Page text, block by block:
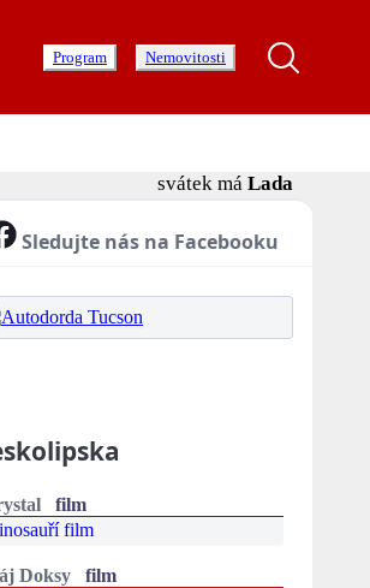
Program Nemovitosti
svátek má Lada
Sledujte nás na Facebooku
film
film
Doksy
film